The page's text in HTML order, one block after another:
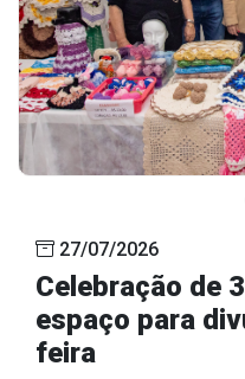
27/07/2026
Celebração de
espaço para
feira